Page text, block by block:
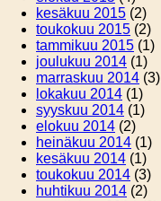
kesäkuu 2015 (2)
toukokuu 2015 (2)
tammikuu 2015 (1)
joulukuu 2014 (1)
marraskuu 2014 (3)
lokakuu 2014 (1)
syyskuu 2014 (1)
elokuu 2014 (2)
heinäkuu 2014 (1)
kesäkuu 2014 (1)
toukokuu 2014 (3)
huhtikuu 2014 (2)